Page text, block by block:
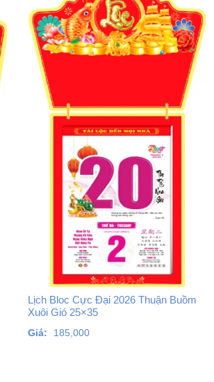
Lịch Bloc Cực Đại 2026 Thuận Buồm
Xuôi Gió 25×35
Giá: 185,000